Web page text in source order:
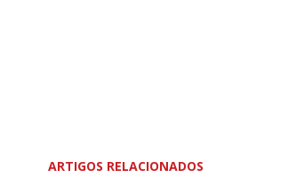
ARTIGOS RELACIONADOS